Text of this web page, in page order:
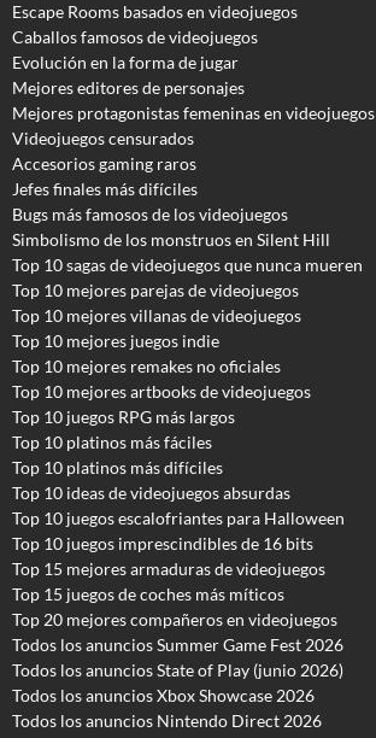
Escape Rooms basados en videojuegos
Caballos famosos de videojuegos
Evolución en la forma de jugar
Mejores editores de personajes
Mejores protagonistas femeninas en videojuegos
Videojuegos censurados
Accesorios gaming raros
Jefes finales más difíciles
Bugs más famosos de los videojuegos
Simbolismo de los monstruos en Silent Hill
Top 10 sagas de videojuegos que nunca mueren
Top 10 mejores parejas de videojuegos
Top 10 mejores villanas de videojuegos
Top 10 mejores juegos indie
Top 10 mejores remakes no oficiales
Top 10 mejores artbooks de videojuegos
Top 10 juegos RPG más largos
Top 10 platinos más fáciles
Top 10 platinos más difíciles
Top 10 ideas de videojuegos absurdas
Top 10 juegos escalofriantes para Halloween
Top 10 juegos imprescindibles de 16 bits
Top 15 mejores armaduras de videojuegos
Top 15 juegos de coches más míticos
Top 20 mejores compañeros en videojuegos
Todos los anuncios Summer Game Fest 2026
Todos los anuncios State of Play (junio 2026)
Todos los anuncios Xbox Showcase 2026
Todos los anuncios Nintendo Direct 2026